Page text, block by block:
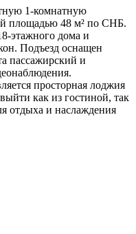
1-комнатную
площадью 48 м² по СНБ.
этажного дома и
Подъезд оснащен
пассажирский и
просторная лоджия
как из гостиной, так
отдыха и наслаждения